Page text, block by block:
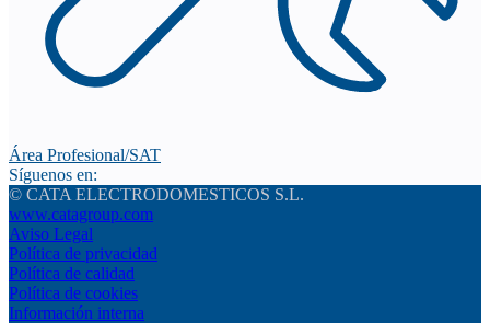
Área Profesional/SAT
Síguenos en:
© CATA ELECTRODOMESTICOS S.L.
www.catagroup.com
Aviso Legal
Política de privacidad
Política de calidad
Política de cookies
Información interna